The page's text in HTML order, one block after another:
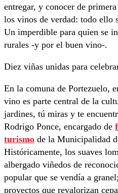
entregar, y conocer de
los vinos de verdad: todo ello
Un imperdible para quien se
rurales -y por el buen vino-.
Diez viñas unidas para
En la comuna de Portezuelo,
vino es parte central de la
jardines, tú miras y te
Rodrigo Ponce, encargado de
turismo de la Municipalidad
Históricamente, los suaves
albergado viñedos de
popular que se vendía a
proyectos que revalorizan